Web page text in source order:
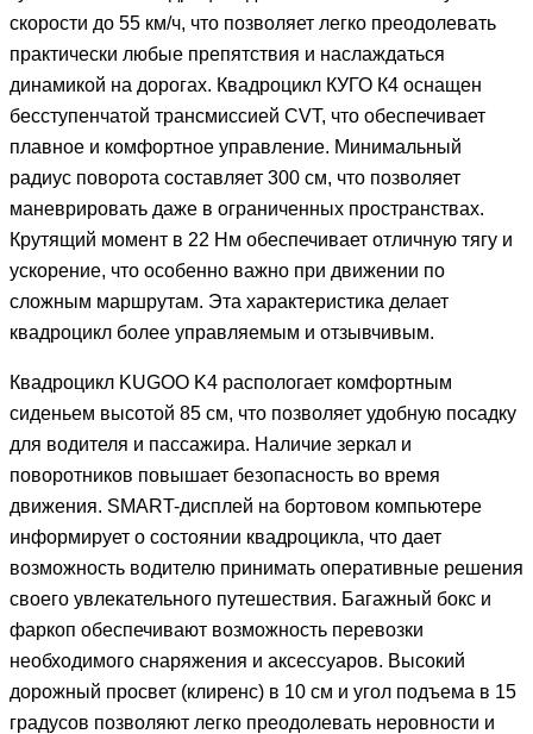
скорости до 55 км/ч, что позволяет легко преодолевать
практически любые препятствия и наслаждаться
динамикой на дорогах. Квадроцикл КУГО К4 оснащен
бесступенчатой трансмиссией CVT, что обеспечивает
плавное и комфортное управление. Минимальный
радиус поворота составляет 300 см, что позволяет
маневрировать даже в ограниченных пространствах.
Крутящий момент в 22 Нм обеспечивает отличную тягу и
ускорение, что особенно важно при движении по
сложным маршрутам. Эта характеристика делает
квадроцикл более управляемым и отзывчивым.
Квадроцикл KUGOO K4 распологает комфортным
сиденьем высотой 85 см, что позволяет удобную посадку
для водителя и пассажира. Наличие зеркал и
поворотников повышает безопасность во время
движения. SMART-дисплей на бортовом компьютере
информирует о состоянии квадроцикла, что дает
возможность водителю принимать оперативные решения
своего увлекательного путешествия. Багажный бокс и
фаркоп обеспечивают возможность перевозки
необходимого снаряжения и аксессуаров. Высокий
дорожный просвет (клиренс) в 10 см и угол подъема в 15
градусов позволяют легко преодолевать неровности и